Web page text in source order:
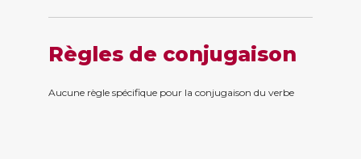
Règles de conjugaison
Aucune règle spécifique pour la conjugaison du verbe